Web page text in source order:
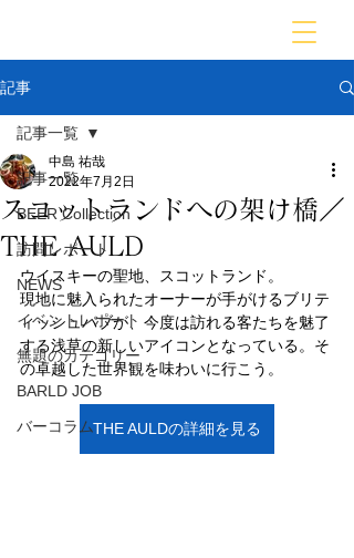
記事
記事一覧
BEER Collection
訪問レポート
NEWS
イベントレポート
無題のカテゴリー
BARLD JOB
バーコラム
記事一覧
スコットランドへの架け橋／
THE AULD
中島 祐哉
2022年7月2日
ウイスキーの聖地、スコットランド。
現地に魅入られたオーナーが手がけるブリテ
ィッシュパブが、今度は訪れる客たちを魅了
する浅草の新しいアイコンとなっている。そ
の卓越した世界観を味わいに行こう。
THE AULDの詳細を見る